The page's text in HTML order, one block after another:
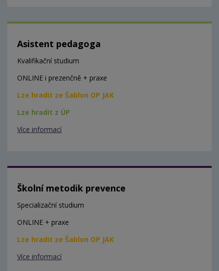
Asistent pedagoga
Kvalifikační studium
ONLINE i prezenčně + praxe
Lze hradit ze Šablon OP JAK
Lze hradit z ÚP
Více informací
Školní metodik prevence
Specializační studium
ONLINE + praxe
Lze hradit ze Šablon OP JAK
Více informací